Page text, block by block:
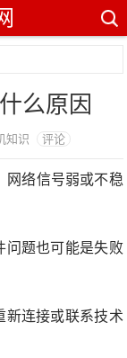
么原因
知识 评论
网络信号弱或不稳
问题也可能是失败
新连接或联系技术